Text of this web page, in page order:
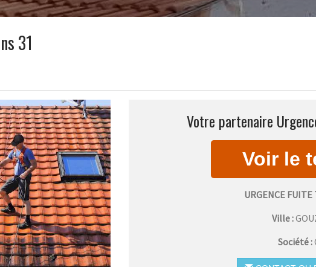
31
Votre partenaire
URGENCE
Ville :
Société :